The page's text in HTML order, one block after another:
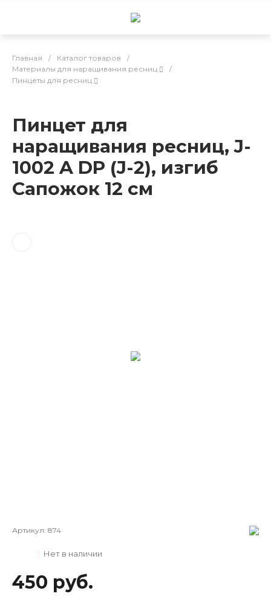
Главная / Каталог товаров
/
Материалы для наращивания ресниц
/
Пинцеты для ресниц
Пинцет для
наращивания ресниц, J-
1002 A DP (J-2), изгиб
Сапожок 12 см
Артикул: 874
Нет в наличии
450 руб.